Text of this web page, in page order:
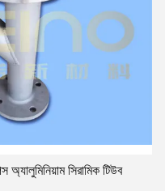
সিরামিক টিউব